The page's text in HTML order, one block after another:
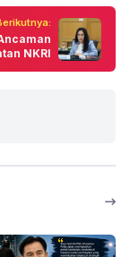
NKRI